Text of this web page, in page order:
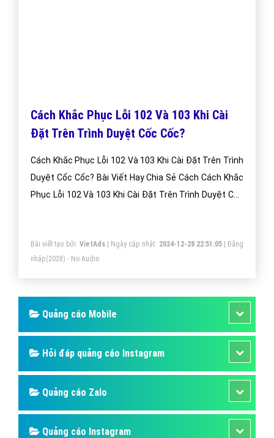
Cách Khắc Phục Lỗi 102 Và 103 Khi Cài
Đặt Trên Trình Duyệt Cốc Cốc?
Cách Khắc Phục Lỗi 102 Và 103 Khi Cài Đặt Trên Trình
Duyệt Cốc Cốc? Bài Viết Hay Chia Sẻ Cách Cách Khắc
Phục Lỗi 102 Và 103 Khi Cài Đặt Trên Trình Duyệt Cốc
Bài viết tạo bởi: VietAds| Ngày cập nhật: 2024-12-28 22:51:05|Đăng
nhập(2028) - No Audio
Quảng cáo Mobile
Hỏi đáp quảng cáo Instagram
Quảng cáo Zalo
Quảng cáo Instagram